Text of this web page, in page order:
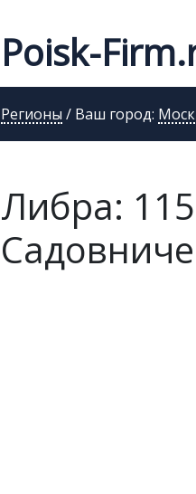
Poisk-
Регионы / Ваш город:
Либра: